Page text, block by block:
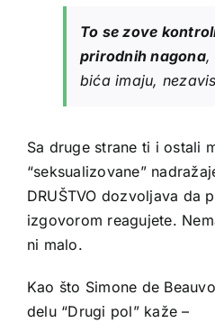
To se zove
prirodnih nagona,
bića imaju,
Sa druge strane ti i ostali
“seksualizovane”
DRUŠTVO dozvoljava da
izgovorom reagujete.
ni malo.
Kao što Simone de
delu “Drugi pol” kaže –